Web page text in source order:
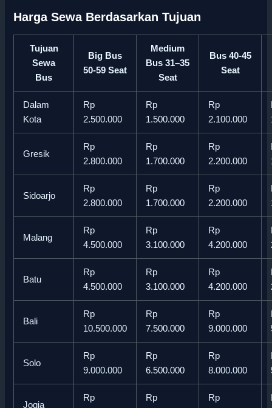
Harga Sewa Berdasarkan Tujuan
Tujuan
Sewa
Bus
Big Bus
50-59 Seat
Medium
Bus 31–35
Seat
Bus 40-45
Seat
Dalam
Kota
Rp
2.500.000
Rp
1.500.000
Rp
2.100.000
Gresik
Rp
2.800.000
Rp
1.700.000
Rp
2.200.000
Sidoarjo
Rp
2.800.000
Rp
1.700.000
Rp
2.200.000
Malang
Rp
4.500.000
Rp
3.100.000
Rp
4.200.000
Batu
Rp
4.500.000
Rp
3.100.000
Rp
4.200.000
Bali
Rp
10.500.000
Rp
7.500.000
Rp
9.000.000
Solo
Rp
9.000.000
Rp
6.500.000
Rp
8.000.000
Jogja
Rp
Rp
Rp